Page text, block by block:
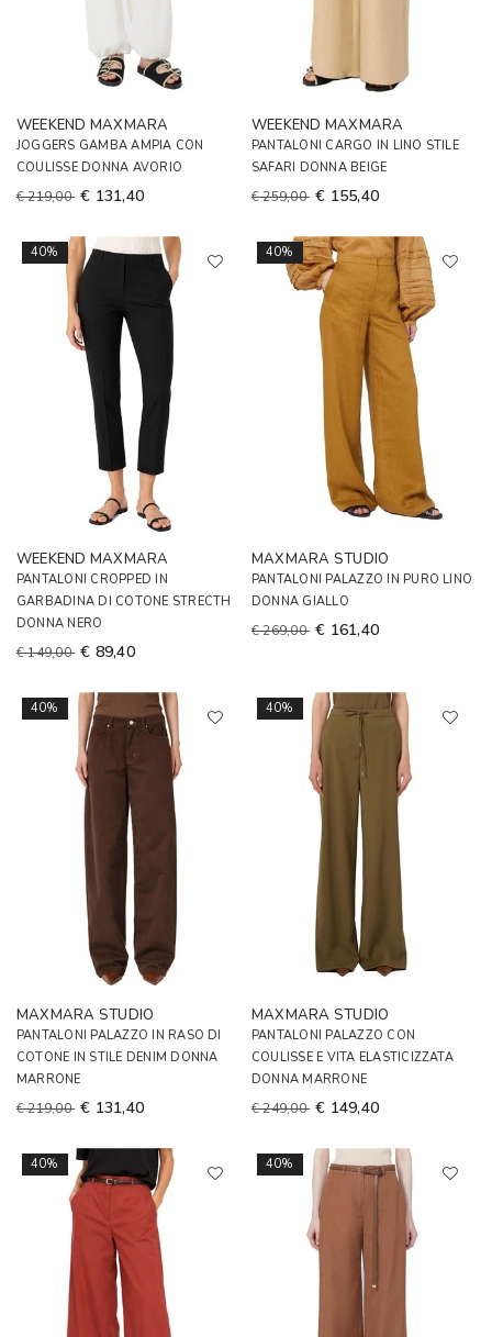
WEEKEND MAXMARA
JOGGERS GAMBA AMPIA CON
COULISSE DONNA AVORIO
€ 219,00 € 131,40
WEEKEND MAXMARA
PANTALONI CARGO IN LINO STILE
SAFARI DONNA BEIGE
€ 259,00 € 155,40
40%
WEEKEND MAXMARA
PANTALONI CROPPED IN
GARBADINA DI COTONE STRECTH
DONNA NERO
€ 149,00 € 89,40
40%
MAXMARA STUDIO
PANTALONI PALAZZO IN PURO LINO
DONNA GIALLO
€ 269,00 € 161,40
40%
MAXMARA STUDIO
PANTALONI PALAZZO IN RASO DI
COTONE IN STILE DENIM DONNA
MARRONE
€ 219,00 € 131,40
40%
MAXMARA STUDIO
PANTALONI PALAZZO CON
COULISSE E VITA ELASTICIZZATA
DONNA MARRONE
€ 249,00 € 149,40
40% 40%